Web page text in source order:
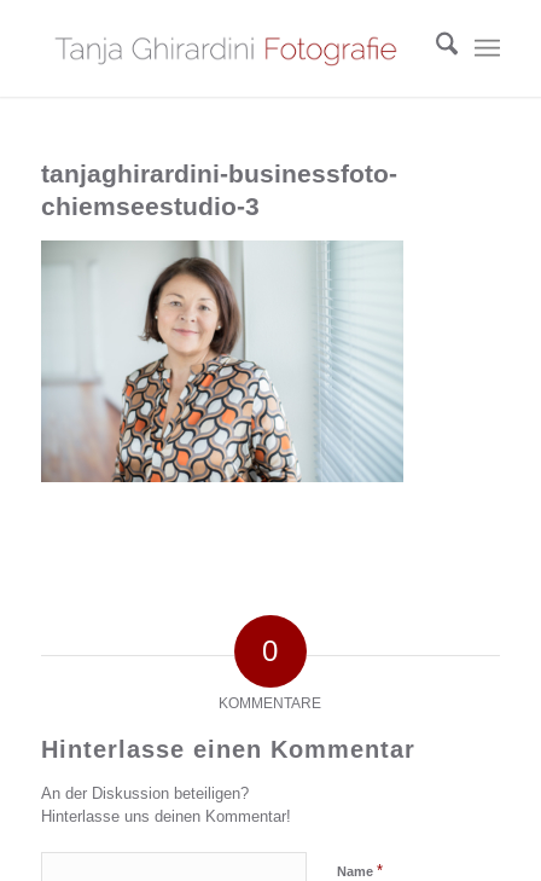
tanjaghirardini-businessfoto-
chiemseestudio-3
0
KOMMENTARE
Hinterlasse einen Kommentar
An der Diskussion beteiligen?
Hinterlasse uns deinen Kommentar!
Name *